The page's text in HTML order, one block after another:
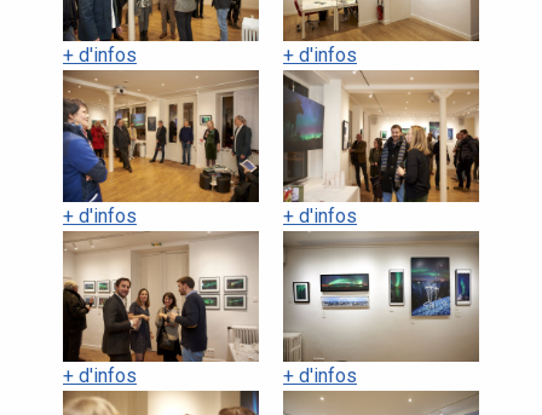
+ d'infos + d'infos
+ d'infos + d'infos
+ d'infos + d'infos